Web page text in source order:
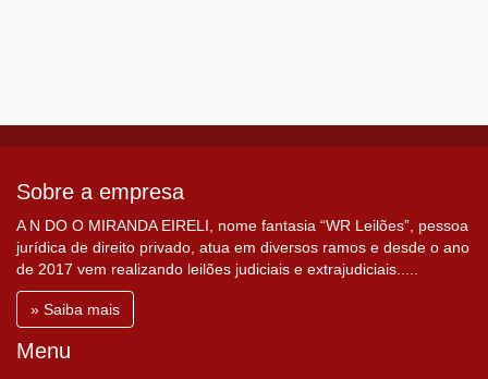
Sobre a empresa
A N DO O MIRANDA EIRELI, nome fantasia “WR Leilões”, pessoa
jurídica de direito privado, atua em diversos ramos e desde o ano
de 2017 vem realizando leilões judiciais e extrajudiciais.....
» Saiba mais
Menu